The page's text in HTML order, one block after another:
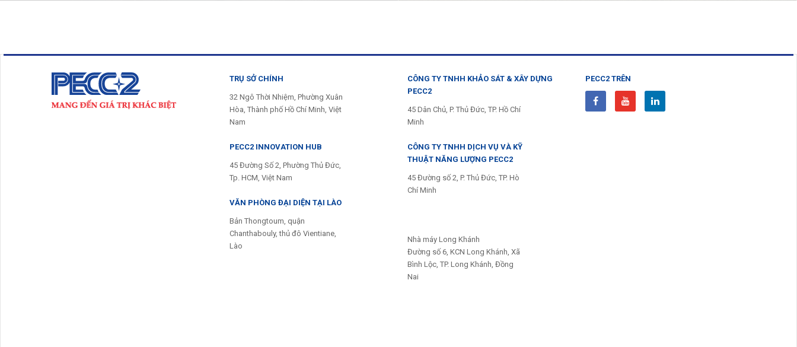
TRỤ SỞ CHÍNH
32 Ngô Thời Nhiệm, Phường Xuân
Hòa, Thành phố Hồ Chí Minh, Việt
Nam
PECC2 INNOVATION HUB
45 Đường Số 2, Phường Thủ Đức,
Tp. HCM, Việt Nam
VĂN PHÒNG ĐẠI DIỆN TẠI LÀO
Bản Thongtoum, quận
Chanthabouly, thủ đô Vientiane,
Lào
CÔNG TY TNHH KHẢO SÁT & XÂY DỰNG
PECC2
45 Dân Chủ, P. Thủ Đức, TP. Hồ Chí
Minh
CÔNG TY TNHH DỊCH VỤ VÀ KỸ
THUẬT NĂNG LƯỢNG PECC2
45 Đường số 2, P. Thủ Đức, TP. Hò
Chí Minh
Nhà máy Long Khánh
Đường số 6, KCN Long Khánh, Xã
Bình Lộc, TP. Long Khánh, Đồng
Nai
PECC2 TRÊN